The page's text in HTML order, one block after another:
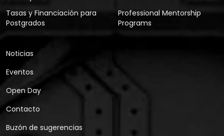
Tasas y Financiación para
Postgrados
Professional Mentorship
Programs
Noticias
Eventos
Open Day
Contacto
Buzón de sugerencias